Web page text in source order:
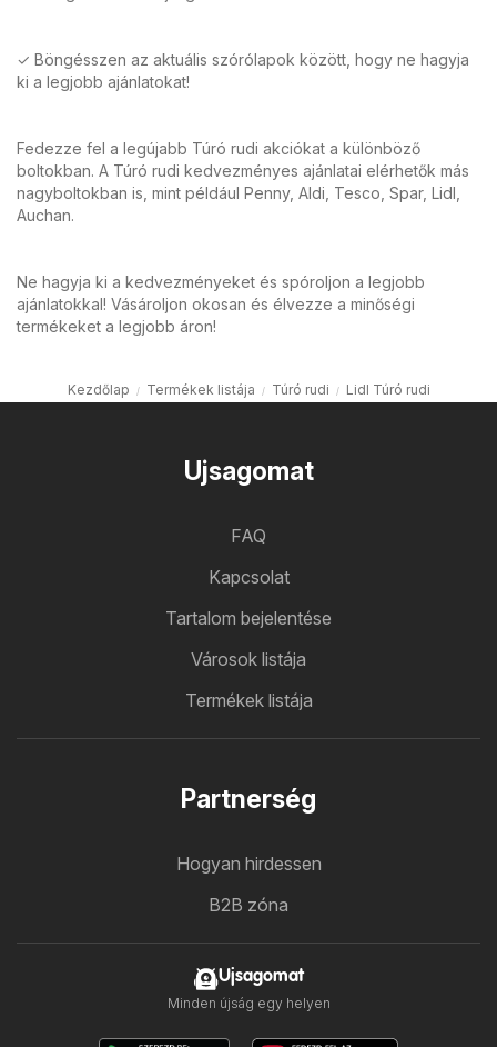
✓ Böngésszen az aktuális szórólapok között, hogy ne hagyja
ki a legjobb ajánlatokat!
Fedezze fel a legújabb Túró rudi akciókat a különböző
boltokban. A Túró rudi kedvezményes ajánlatai elérhetők más
nagyboltokban is, mint például Penny, Aldi, Tesco, Spar, Lidl,
Auchan.
Ne hagyja ki a kedvezményeket és spóroljon a legjobb
ajánlatokkal! Vásároljon okosan és élvezze a minőségi
termékeket a legjobb áron!
Kezdőlap Termékek listája Túró rudi Lidl Túró rudi
Ujsagomat
FAQ
Kapcsolat
Tartalom bejelentése
Városok listája
Termékek listája
Partnerség
Hogyan hirdessen
B2B zóna
Ujsagomat
Minden újság egy helyen